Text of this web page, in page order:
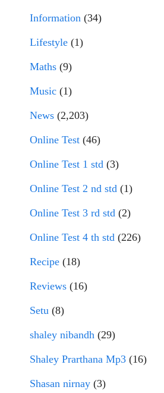
Information (34)
Lifestyle (1)
Maths (9)
Music (1)
News (2,203)
Online Test (46)
Online Test 1 std (3)
Online Test 2 nd std (1)
Online Test 3 rd std (2)
Online Test 4 th std (226)
Recipe (18)
Reviews (16)
Setu (8)
shaley nibandh (29)
Shaley Prarthana Mp3 (16)
Shasan nirnay (3)